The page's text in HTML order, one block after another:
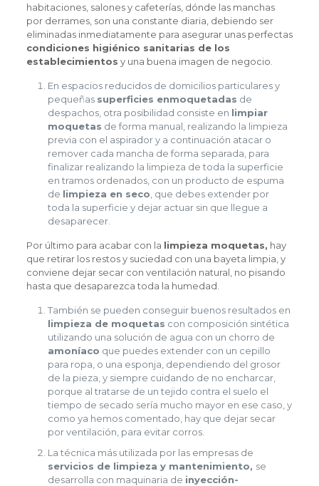
habitaciones, salones y cafeterías, dónde las manchas
por derrames, son una constante diaria, debiendo ser
eliminadas inmediatamente para asegurar unas perfectas
condiciones higiénico sanitarias de los
establecimientos y una buena imagen de negocio.
En espacios reducidos de domicilios particulares y
pequeñas superficies enmoquetadas de
despachos, otra posibilidad consiste en limpiar
moquetas de forma manual, realizando la limpieza
previa con el aspirador y a continuación atacar o
remover cada mancha de forma separada, para
finalizar realizando la limpieza de toda la superficie
en tramos ordenados, con un producto de espuma
de limpieza en seco , que debes extender por
toda la superficie y dejar actuar sin que llegue a
desaparecer.
Por último para acabar con la limpieza moquetas, hay
que retirar los restos y suciedad con una bayeta limpia, y
conviene dejar secar con ventilación natural, no pisando
hasta que desaparezca toda la humedad.
También se pueden conseguir buenos resultados en
limpieza de moquetas con composición sintética
utilizando una solución de agua con un chorro de
amoníaco que puedes extender con un cepillo
para ropa, o una esponja, dependiendo del grosor
de la pieza, y siempre cuidando de no encharcar,
porque al tratarse de un tejido contra el suelo el
tiempo de secado sería mucho mayor en ese caso, y
como ya hemos comentado, hay que dejar secar
por ventilación, para evitar corros.
La técnica más utilizada por las empresas de
servicios de limpieza y mantenimiento, se
desarrolla con maquinaria de inyección-